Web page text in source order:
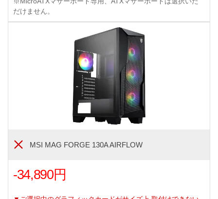
だけません。
MSI MAG FORGE 130A AIRFLOW
-34,890円